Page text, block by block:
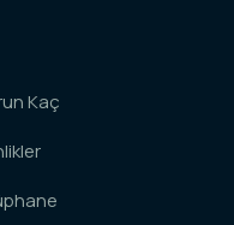
Kaç